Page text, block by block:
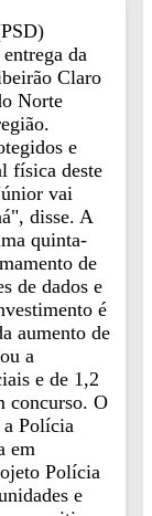
da
Claro
Norte
e
física deste
vai
disse. A
quinta-
de
de dados e
é
aumento de
a
e de 1,2
concurso. O
a Polícia
em
Polícia
e